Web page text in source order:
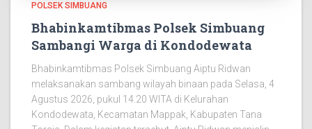
POLSEK SIMBUANG
Bhabinkamtibmas Polsek Simbuang
Sambangi Warga di Kondodewata
Bhabinkamtibmas Polsek Simbuang Aiptu Ridwan
melaksanakan sambang wilayah binaan pada Selasa, 4
Agustus 2026, pukul 14.20 WITA di Kelurahan
Kondodewata, Kecamatan Mappak, Kabupaten Tana